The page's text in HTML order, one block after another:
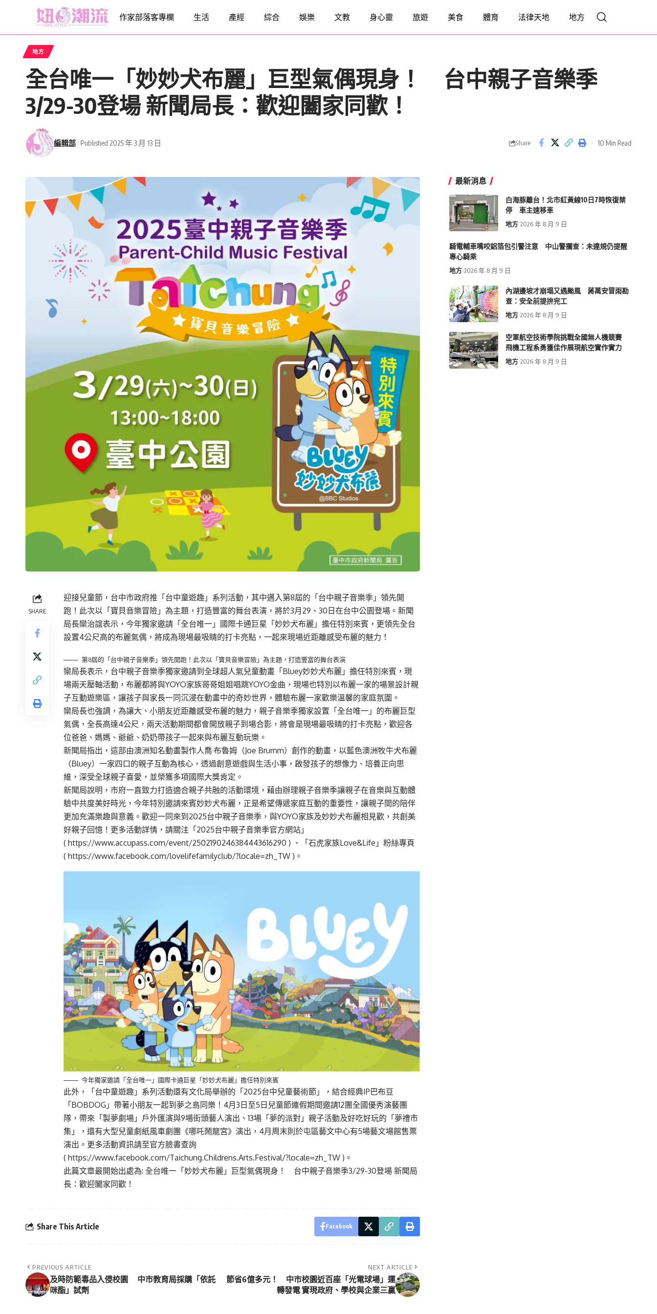
作家部落客專欄 生活 產經 綜合 娛樂 文教 身心靈 旅遊 美食 體育 法律天地 地方
地方
全台唯一「妙妙犬布麗」巨型氣偶現身！ 台中親子音樂季
3/29-30登場 新聞局長：歡迎闔家同歡！
編輯部 Published 2025 年 3 月 13 日 Share 10 Min Read
SHARE
迎接兒童節，台中市政府推「台中童遊趣」系列活動，其中邁入第8屆的「台中親子音樂季」領先開
跑！此次以「寶貝音樂冒險」為主題，打造豐富的舞台表演，將於3月29、30日在台中公園登場。新聞
局長欒治誼表示，今年獨家邀請「全台唯一」國際卡通巨星「妙妙犬布麗」擔任特別來賓，更領先全台
設置4公尺高的布麗氣偶，將成為現場最吸睛的打卡亮點，一起來現場近距離感受布麗的魅力！
第8屆的「台中親子音樂季」領先開跑！此次以「寶貝音樂冒險」為主題，打造豐富的舞台表演
欒局長表示，台中親子音樂季獨家邀請到全球超人氣兒童動畫「Bluey妙妙犬布麗」擔任特別來賓，現
場兩天壓軸活動，布麗都將與YOYO家族哥哥姐姐唱跳YOYO金曲，現場也特別以布麗一家的場景設計親
子互動遊樂區，讓孩子與家長一同沉浸在動畫中的奇妙世界，體驗布麗一家歡樂溫馨的家庭氛圍。
欒局長也強調，為讓大、小朋友近距離感受布麗的魅力，親子音樂季獨家設置「全台唯一」的布麗巨型
氣偶，全長高達4公尺，兩天活動期間都會開放親子到場合影，將會是現場最吸睛的打卡亮點，歡迎各
位爸爸、媽媽、爺爺、奶奶帶孩子一起來與布麗互動玩樂。
新聞局指出，這部由澳洲知名動畫製作人喬·布魯姆（Joe Brumm）創作的動畫，以藍色澳洲牧牛犬布麗
（Bluey）一家四口的親子互動為核心，透過創意遊戲與生活小事，啟發孩子的想像力、培養正向思
維，深受全球親子喜愛，並榮獲多項國際大獎肯定。
新聞局說明，市府一直致力打造適合親子共融的活動環境，藉由辦理親子音樂季讓親子在音樂與互動體
驗中共度美好時光，今年特別邀請來賓妙妙犬布麗，正是希望傳遞家庭互動的重要性，讓親子間的陪伴
更加充滿樂趣與意義。歡迎一同來到2025台中親子音樂季，與YOYO家族及妙妙犬布麗相見歡，共創美
好親子回憶！更多活動詳情，請關注「2025台中親子音樂季官方網站」
( https://www.accupass.com/event/2502190246384443616290 ) 、「石虎家族Love&Life」粉絲專頁
( https://www.facebook.com/lovelifefamilyclub/?locale=zh_TW )。
今年獨家邀請「全台唯一」國際卡通巨星「妙妙犬布麗」擔任特別來賓
此外，「台中童遊趣」系列活動還有文化局舉辦的「2025台中兒童藝術節」，結合經典IP巴布豆
「BOBDOG」帶著小朋友一起到夢之島同樂！4月3日至5日兒童節連假期間邀請12團全國優秀演藝團
隊，帶來「製夢劇場」戶外匯演與9場街頭藝人演出、13場「夢的派對」親子活動及好吃好玩的「夢禮市
集」，還有大型兒童劇紙風車劇團《哪吒鬧龍宮》演出，4月周末則於屯區藝文中心有5場藝文場館售票
演出。更多活動資訊請至官方臉書查詢
( https://www.facebook.com/Taichung.Childrens.Arts.Festival/?locale=zh_TW )。
此篇文章最開始出處為: 全台唯一「妙妙犬布麗」巨型氣偶現身！ 台中親子音樂季3/29-30登場 新聞局
長：歡迎闔家同歡！
Share This Article Facebook
PREVIOUS ARTICLE
及時防範毒品入侵校園 中市教育局採購「依託
咪酯」試劑
NEXT ARTICLE
節省6億多元！ 中市校園近百座「光電球場」運
轉發電 實現政府、學校與企業三贏
最新消息
白海豚離台！北市紅黃線10日7時恢復禁
停 車主速移車
地方 2026 年 8 月 9 日
騎電輔車嘴咬鋁箔包引警注意 中山警攔查：未違規仍提醒
專心騎乘
地方 2026 年 8 月 9 日
內湖邊坡才崩塌又遇颱風 蔣萬安冒雨勘
查：安全前提拚完工
地方 2026 年 8 月 9 日
空軍航空技術學院挑戰全國無人機競賽
飛機工程系勇獲佳作展現航空實作實力
地方 2026 年 8 月 9 日